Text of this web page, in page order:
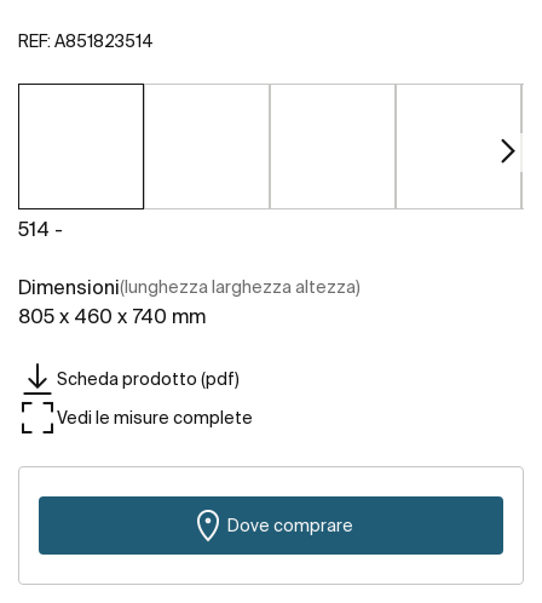
REF: A851823514
514 -
Dimensioni(lunghezza larghezza altezza)
805 x 460 x 740 mm
Scheda prodotto (pdf)
Vedi le misure complete
Dove comprare